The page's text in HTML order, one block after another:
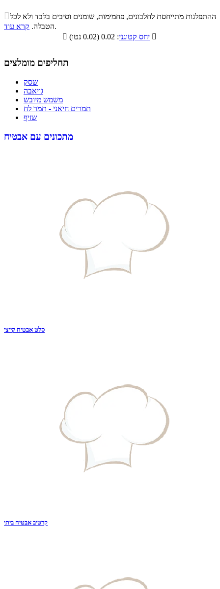
התפלגות ערך תזונתי במאכל
סיבים
תזונתיים
שומנים חלבונים
86.7%
ההתפלגות מתייחסת לחלבונים, פחמימות, שומנים וסיבים בלבד ולא לכל
הטבלה. קרא עוד
.

יחס קטוגני 
תחליפים מומלצים
שסק
גויאבה
משמש מיובש
תמרים חיאני - תמר לח
שזיף
מתכונים עם אבטיח
סלט אבטיח קייצי
קרטיב אבטיח ביתי